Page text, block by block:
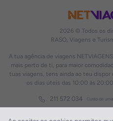
2026 © Todos os
RASO, Viagens e
A tua agência de viagens
mais perto de ti, para maior
tuas viagens, tens ainda ao teu
os dias úteis das 10:00 às
211 572 034 Custo de